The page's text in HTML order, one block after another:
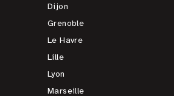
Dijon
Grenoble
Le Havre
Lille
Lyon
Marseille